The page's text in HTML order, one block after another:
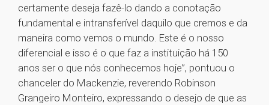
certamente deseja fazê-lo dando a conotação
fundamental e intransferível daquilo que cremos e da
maneira como vemos o mundo. Este é o nosso
diferencial e isso é o que faz a instituição há 150
anos ser o que nós conhecemos hoje”, pontuou o
chanceler do Mackenzie, reverendo Robinson
Grangeiro Monteiro, expressando o desejo de que as